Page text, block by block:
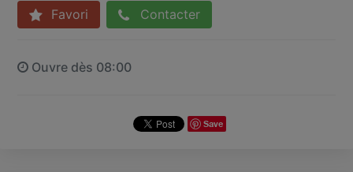
Favori Contacter
Ouvre dès 08:00
Save